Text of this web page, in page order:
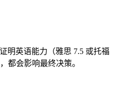
明英语能力（雅思 7.5 或托福
都会影响最终决策。